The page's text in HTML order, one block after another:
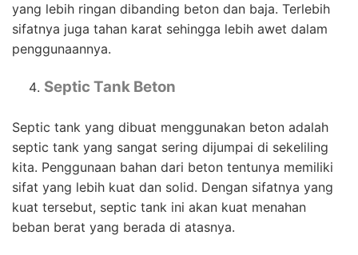
yang lebih ringan dibanding beton dan baja. Terlebih
sifatnya juga tahan karat sehingga lebih awet dalam
penggunaannya.
Septic Tank Beton
Septic tank yang dibuat menggunakan beton adalah
septic tank yang sangat sering dijumpai di sekeliling
kita. Penggunaan bahan dari beton tentunya memiliki
sifat yang lebih kuat dan solid. Dengan sifatnya yang
kuat tersebut, septic tank ini akan kuat menahan
beban berat yang berada di atasnya.